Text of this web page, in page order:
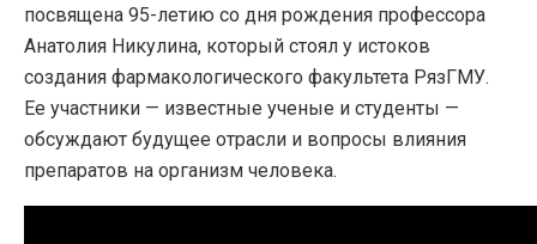
посвящена 95-летию со дня рождения профессора
Анатолия Никулина, который стоял у истоков
создания фармакологического факультета РязГМУ.
Ее участники — известные ученые и студенты —
обсуждают будущее отрасли и вопросы влияния
препаратов на организм человека.